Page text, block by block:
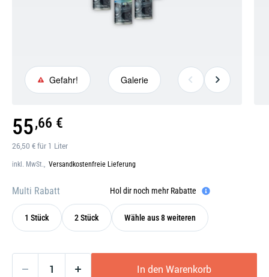
Gefahr!
Gefahr! Galerie
26,50 € für 1 Liter
55,66 €
inkl. MwSt., Versandkostenfreie Lieferung
Multi Rabatt Hol dir noch mehr Rabatte
1 Stück 2 Stück Wähle aus 8 weiteren
In den Warenkorb